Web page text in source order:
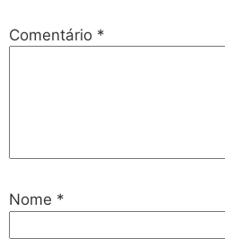
Comentário *
Nome *